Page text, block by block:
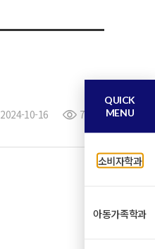
2024-10-16 78
QUICK
MENU
소비자학과
아동가족학과